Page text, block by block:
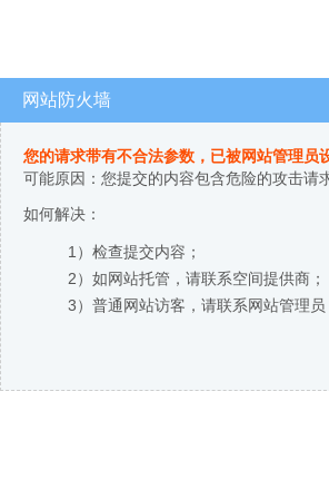
网站防火墙
您的请求带有不合法参数，已被网站管理员
可能原因：您提交的内容包含危险的攻击请
如何解决：
1）检查提交内容；
2）如网站托管，请联系空间提供商；
3）普通网站访客，请联系网站管理员